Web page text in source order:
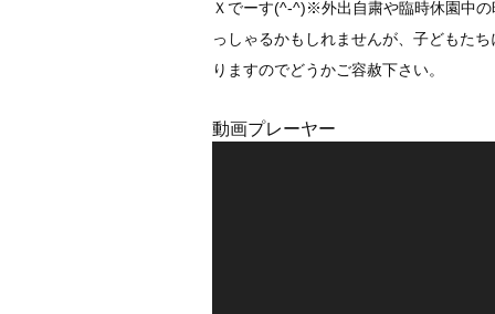
Ｘでーす(^-^)※外出自粛や臨時休園中
っしゃるかもしれませんが、子どもた
りますのでどうかご容赦下さい。
動画プレーヤー